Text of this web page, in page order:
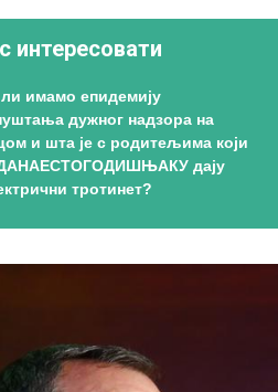
интересовати
имамо епидемију
дужног надзора на
и шта је с родитељима који
дају
тротинет?